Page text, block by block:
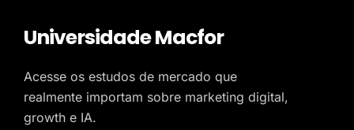
Universidade Macfor
Acesse os estudos de mercado que
realmente importam sobre marketing digital,
growth e IA.